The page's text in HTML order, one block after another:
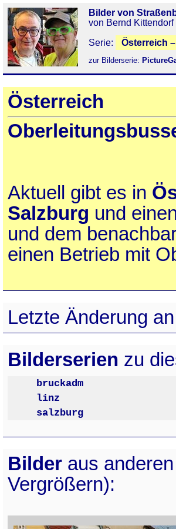
Bilder von
von Bernd
Serie:
Österreich
zur Bilderserie:
Österreich
Aktuell gibt es in
Salzburg und
und dem
einen Betrieb mit
Letzte Änderung
Bilderserien zu
bruckadm
linz
salzburg
Bilder aus
Vergrößern):